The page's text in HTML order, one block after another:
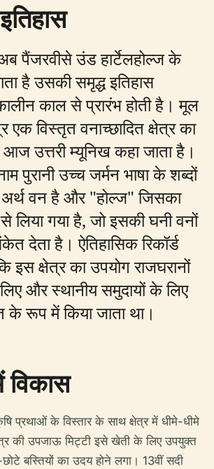
पैंजरवीसे उंड हार्टेलहोल्ज के
है उसकी समृद्ध इतिहास
काल से प्रारंभ होती है। मूल
विस्तृत वनाच्छादित क्षेत्र का
उत्तरी म्यूनिख कहा जाता है।
पुरानी उच्च जर्मन भाषा के शब्दों
अर्थ वन है और "होल्ज" जिसका
लिया गया है, जो इसकी घनी वनों
देता है। ऐतिहासिक रिकॉर्ड
इस क्षेत्र का उपयोग राजघरानों
लिए और स्थानीय समुदायों के लिए
रूप में किया जाता था।
विकास
प्रथाओं के विस्तार के साथ क्षेत्र में धीमे-धीमे
की उपजाऊ मिट्टी इसे खेती के लिए उपयुक्त
बस्तियों का उदय होने लगा। 13वीं सदी